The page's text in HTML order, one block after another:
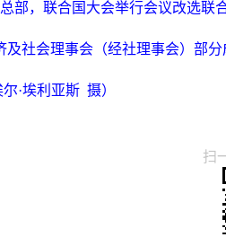
部，联合国大会举行会议改选联
及社会理事会（经社理事会）部分
·埃利亚斯 摄）
扫